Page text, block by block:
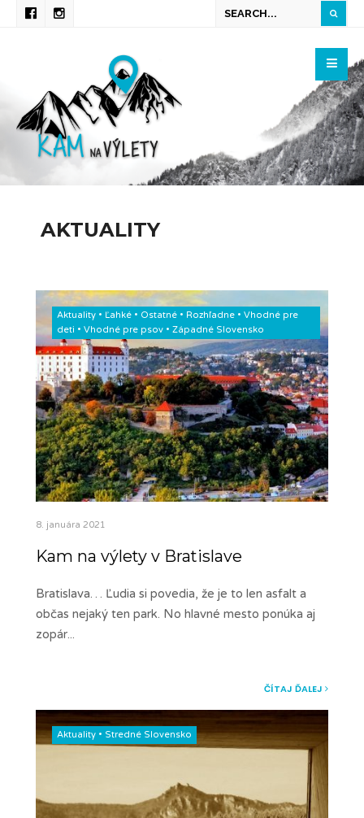
AKTUALITY
Aktuality • Ľahké • Ostatné • Rozhľadne • Vhodné pre
deti • Vhodné pre psov • Západné Slovensko
8. januára 2021
Kam na výlety v Bratislave
Bratislava… Ľudia si povedia, že je to len asfalt a
občas nejaký ten park. No hlavné mesto ponúka aj
zopár...
ČÍTAJ ĎALEJ
Aktuality • Stredné Slovensko